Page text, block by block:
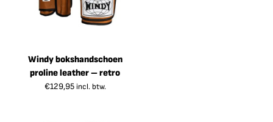
Windy bokshandschoen
proline leather – retro
€129,95 incl. btw.